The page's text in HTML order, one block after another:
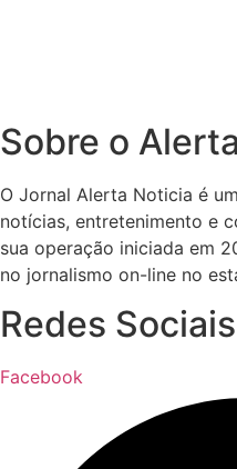
Sobre o
O Jornal Alerta Noticia é
notícias, entretenimento e
sua operação iniciada em
no jornalismo on-line no
Redes Sociais
Facebook